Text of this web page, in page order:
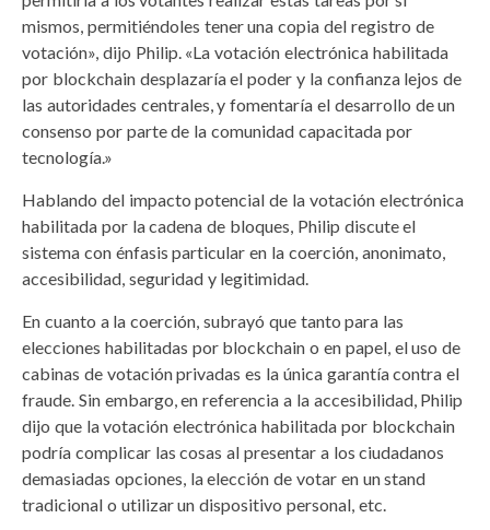
mismos, permitiéndoles tener una copia del registro de
votación», dijo Philip. «La votación electrónica habilitada
por blockchain desplazaría el poder y la confianza lejos de
las autoridades centrales, y fomentaría el desarrollo de un
consenso por parte de la comunidad capacitada por
tecnología.»
Hablando del impacto potencial de la votación electrónica
habilitada por la cadena de bloques, Philip discute el
sistema con énfasis particular en la coerción, anonimato,
accesibilidad, seguridad y legitimidad.
En cuanto a la coerción, subrayó que tanto para las
elecciones habilitadas por blockchain o en papel, el uso de
cabinas de votación privadas es la única garantía contra el
fraude. Sin embargo, en referencia a la accesibilidad, Philip
dijo que la votación electrónica habilitada por blockchain
podría complicar las cosas al presentar a los ciudadanos
demasiadas opciones, la elección de votar en un stand
tradicional o utilizar un dispositivo personal, etc.